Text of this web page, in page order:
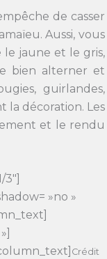
de casser
Aussi, vous
jaune et le gris,
bien alterner et
guirlandes,
la décoration. Les
et le rendu
»no »
Crédit